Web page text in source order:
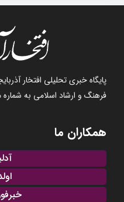
پایگاه خبری تحلیلی افتخار
فرهنگ و ارشاد اسلامی به شماره مجوز
همکاران ما